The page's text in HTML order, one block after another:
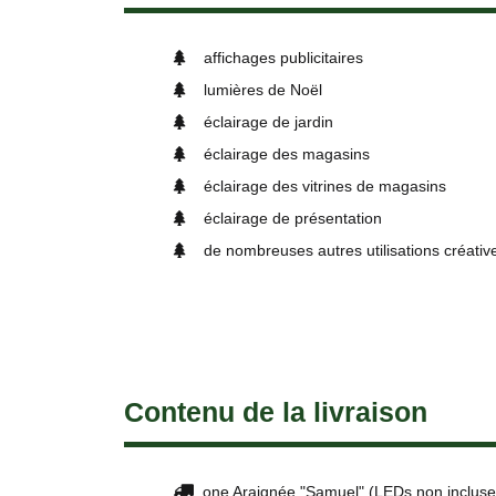
affichages publicitaires
lumières de Noël
éclairage de jardin
éclairage des magasins
éclairage des vitrines de magasins
éclairage de présentation
de nombreuses autres utilisations
Contenu de la livraison
one Araignée "Samuel" (LEDs non